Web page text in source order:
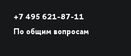
+7 495 621-87-11
По общим вопросам